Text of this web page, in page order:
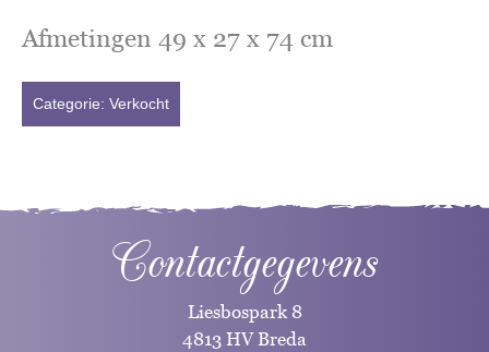
Afmetingen 49 x 27 x 74 cm
Categorie: Verkocht
Contactgegevens
Liesbospark 8
4813 HV Breda